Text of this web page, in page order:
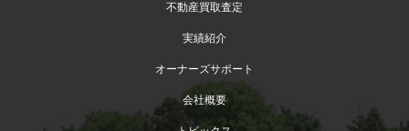
不動産買取査定
実績紹介
オーナーズサポート
会社概要